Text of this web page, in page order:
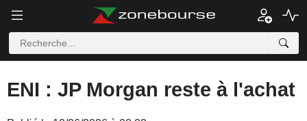
ENI : JP Morgan reste à l'achat